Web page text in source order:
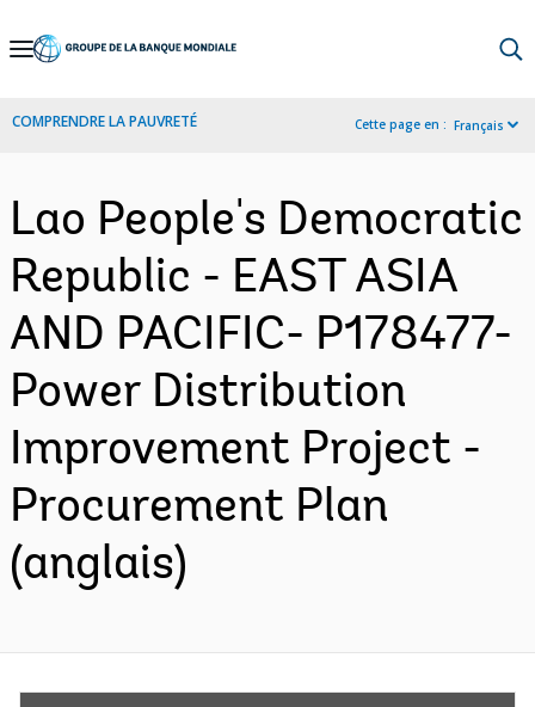
Skip
Navigation
COMPRENDRE LA PAUVRETÉ Cette page en : Français
Lao People's Democratic
Republic - EAST ASIA
AND PACIFIC- P178477-
Power Distribution
Improvement Project -
Procurement Plan
(anglais)